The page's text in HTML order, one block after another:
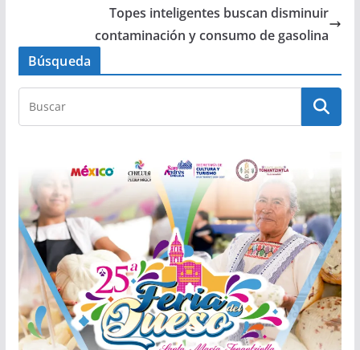
Topes inteligentes buscan disminuir
contaminación y consumo de gasolina
Búsqueda